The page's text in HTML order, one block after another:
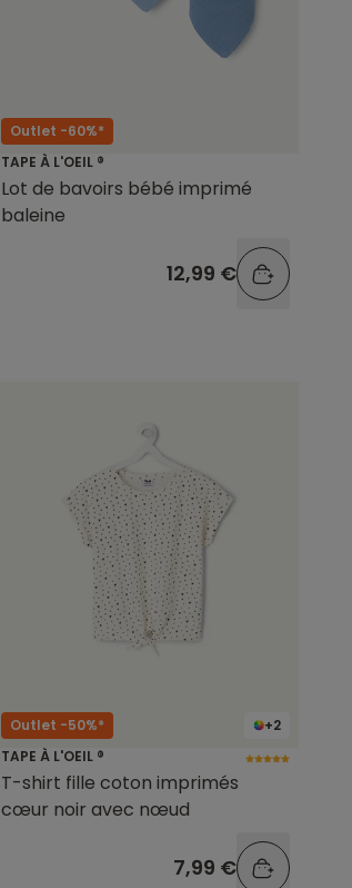
Outlet -60%*
TAPE À L'OEIL ®
Lot de bavoirs bébé imprimé
baleine
12,99 €
+2
Outlet -50%*
TAPE À L'OEIL ®
T-shirt fille coton imprimés
cœur noir avec nœud
7,99 €